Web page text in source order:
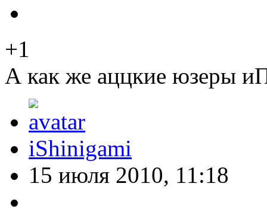
+1
А как же аццкие юзеры
iShinigami
15 июля 2010, 11:18